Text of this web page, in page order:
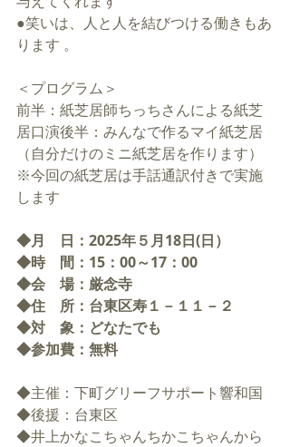
●笑いは、人と人を結びつける働きもあ
ります 。
＜プログラム＞
前半：紙芝居師ちっちさんによる紙芝
居口演後半：みんなで作るマイ紙芝居
（自分だけのミニ紙芝居を作ります）
※今回の紙芝居は手話通訳付きで実施
します
◆月　日：2025年５月18日(日）
◆時　間：15：00～17：00
◆会　場：厳念寺
◆住　所：台東区寿１－１１－２
◆対　象：どなたでも
◆参加費：無料
◆主催：下町グリーフサポート響和国
◆後援：台東区
◆井上かなこちゃんちかこちゃんから